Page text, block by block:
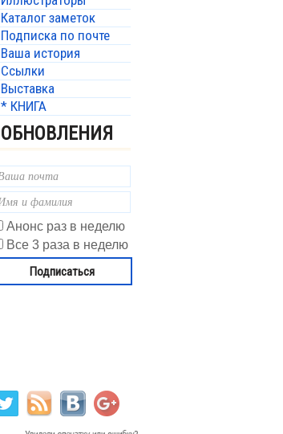
Каталог заметок
Подписка по почте
Ваша история
Ссылки
Выставка
* КНИГА
ОБНОВЛЕНИЯ
Анонс раз в неделю
Все 3 раза в неделю